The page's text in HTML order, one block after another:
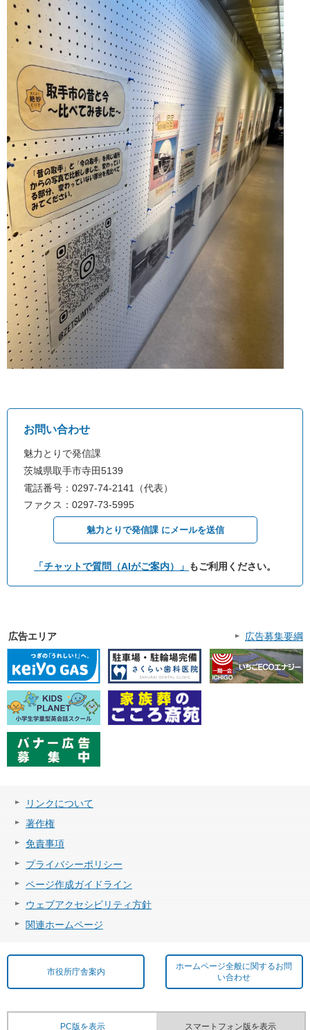
お問い合わせ
魅力とりで発信課
茨城県取手市寺田5139
電話番号：0297-74-2141（代表）
ファクス：0297-73-5995
魅力とりで発信課 にメールを送信
「チャットで質問（AIがご案内）」 もご利用ください。
広告エリア 広告募集要綱
リンクについて
著作権
免責事項
プライバシーポリシー
ページ作成ガイドライン
ウェブアクセシビリティ方針
関連ホームページ
市役所庁舎案内
ホームページ全般に関するお問
い合わせ
PC版を表示 スマートフォン版を表示